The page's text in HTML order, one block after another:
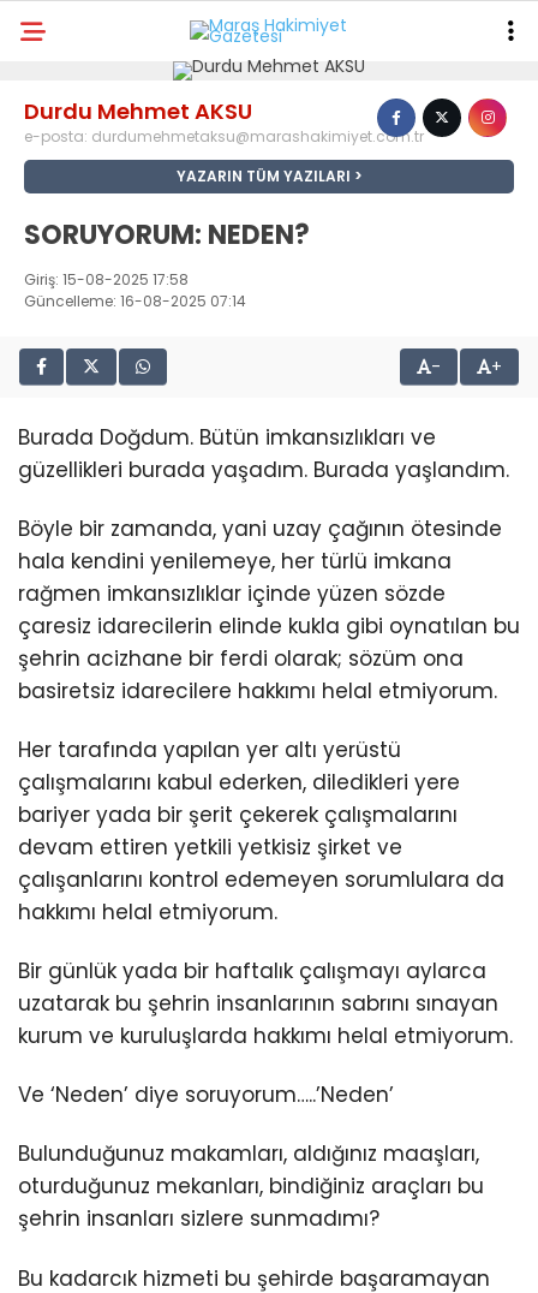
İhbar Hattı
KAHRAMANMARAŞ
GALERİ VİDEO YAZARLAR
ANA SAYFA
KAHRAMANMARAŞ
GÜNDEM
POLITIKA
DÜNYA
SAĞLIK
KÜLTÜR/SANAT
Durdu Mehmet AKSU
e-posta: durdumehmetaksu@marashakimiyet.com.tr
YAZARIN TÜM YAZILARI
SORUYORUM: NEDEN?
Giriş: 15-08-2025 17:58
Güncelleme: 16-08-2025 07:14
- +
Burada Doğdum. Bütün imkansızlıkları ve
güzellikleri burada yaşadım. Burada yaşlandım.
Böyle bir zamanda, yani uzay çağının ötesinde
hala kendini yenilemeye, her türlü imkana
rağmen imkansızlıklar içinde yüzen sözde
çaresiz idarecilerin elinde kukla gibi oynatılan bu
şehrin acizhane bir ferdi olarak; sözüm ona
basiretsiz idarecilere hakkımı helal etmiyorum.
Her tarafında yapılan yer altı yerüstü
çalışmalarını kabul ederken, diledikleri yere
bariyer yada bir şerit çekerek çalışmalarını
devam ettiren yetkili yetkisiz şirket ve
çalışanlarını kontrol edemeyen sorumlulara da
hakkımı helal etmiyorum.
Bir günlük yada bir haftalık çalışmayı aylarca
uzatarak bu şehrin insanlarının sabrını sınayan
kurum ve kuruluşlarda hakkımı helal etmiyorum.
Ve ‘Neden’ diye soruyorum…..’Neden’
Bulunduğunuz makamları, aldığınız maaşları,
oturduğunuz mekanları, bindiğiniz araçları bu
şehrin insanları sizlere sunmadımı?
Bu kadarcık hizmeti bu şehirde başaramayan